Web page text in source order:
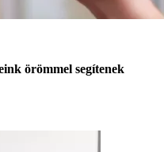
örömmel segítenek